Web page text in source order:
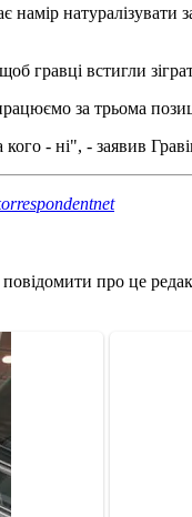
намір
встигли
за трьома
- ні", - заявив
про це